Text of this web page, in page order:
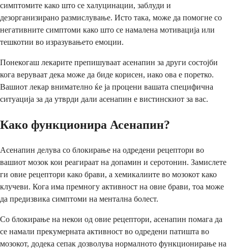
симптомите како што се халуцинации, заблуди и
дезорганизирано размислување. Исто така, може да помогне со
негативните симптоми како што се намалена мотивација или
тешкотии во изразувањето емоции.
Понекогаш лекарите препишуваат асенапин за други состојби
кога веруваат дека може да биде корисен, иако ова е поретко.
Вашиот лекар внимателно ќе ја процени вашата специфична
ситуација за да утврди дали асенапин е вистинскиот за вас.
Како функционира Асенапин?
Асенапин делува со блокирање на одредени рецептори во
вашиот мозок кои реагираат на допамин и серотонин. Замислете
ги овие рецептори како брави, а хемикалиите во мозокот како
клучеви. Кога има премногу активност на овие брави, тоа може
да предизвика симптоми на ментална болест.
Со блокирање на некои од овие рецептори, асенапин помага да
се намали прекумерната активност во одредени патишта во
мозокот, додека сепак дозволува нормалното функционирање на